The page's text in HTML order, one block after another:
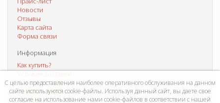
Новости
Отзывы
Карта сайта
Форма связи
Информация
Как купить?
Условия доставки
Способы оплаты
Система скидок
Контакты
С целью предоставления наиболее оперативного обслуживания на данном
сайте используются cookie-файлы. Используя данный сайт, вы даете свое
согласие на использование нами cookie-файлов в соответствии с нашей